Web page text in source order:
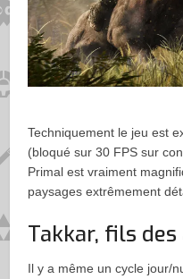
Techniquement le jeu est
(bloqué sur 30 FPS sur
Primal est vraiment
paysages extrêmement
Takkar, fils
Il y a même un cycle jour/